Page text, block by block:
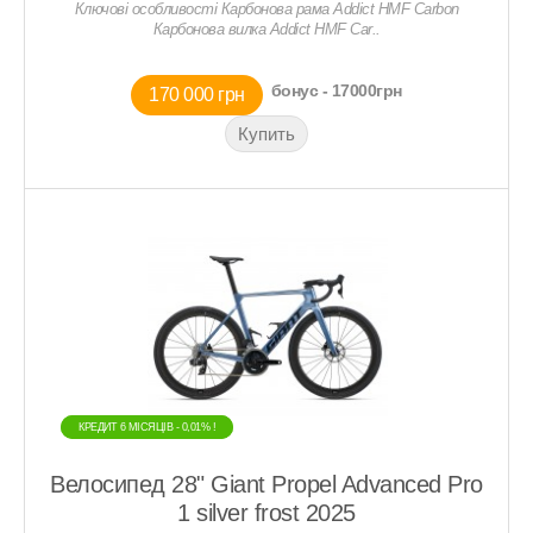
Ключові особливості Карбонова рама Addict HMF Carbon
Карбонова вилка Addict HMF Car..
170 000 грн бонус - 17000грн
КРЕДИТ 6 МIСЯЦIВ - 0,01% !
КРЕДИТ 6 МIСЯЦIВ - 0,01% !
Велосипед 28" Giant Propel Advanced Pro
1 silver frost 2025